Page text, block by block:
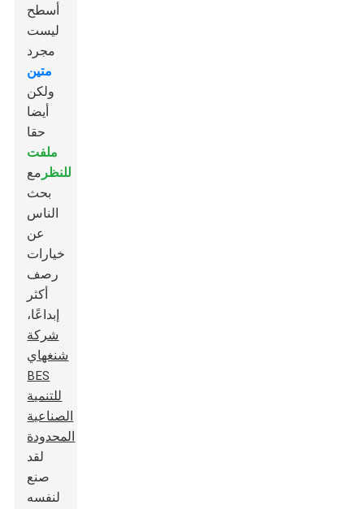
أسطح
ليست
مجرد
متين
ولكن
أيضا
حقا
ملفت
للنظرمع
بحث
الناس
عن
خيارات
رصف
أكثر
إبداعًا،
شركة
شنغهاي
BES
للتنمية
الصناعية
المحدودة
لقد
صنع
لنفسه